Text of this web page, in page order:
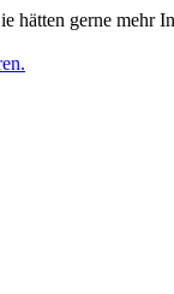
hätten gerne mehr